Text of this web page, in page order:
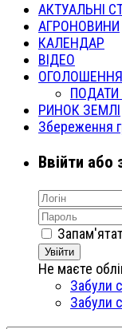
АКТУАЛЬНІ
АГРОНОВИНИ
КАЛЕНДАР
ВІДЕО
ОГОЛОШЕННЯ
РИНОК ЗЕМЛІ
Збереження
Ввійти або
Увійти
Не маєте
Забули
Забули